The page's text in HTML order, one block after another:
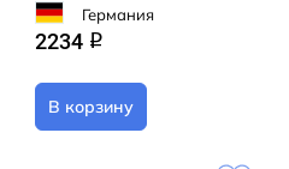
Германия
2234 q
В корзину